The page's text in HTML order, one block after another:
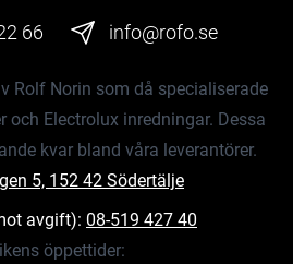
66 info@rofo.se
Rolf Norin som då specialiserade
och Electrolux inredningar. Dessa
kvar bland våra leverantörer.
5, 152 42 Södertälje
avgift): 08-519 427 40
öppettider: